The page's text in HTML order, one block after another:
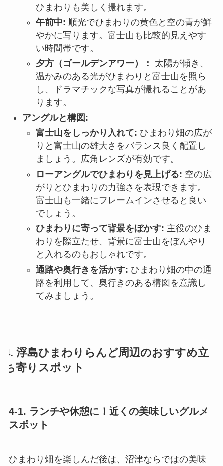
ひまわりも美しく撮れます。
午前中: 順光でひまわりの黄色と空の青が鮮
やかに写ります。富士山も比較的見えやす
い時間帯です。
夕方（ゴールデンアワー）：
太陽が傾き、
温かみのある光がひまわりと富士山を照ら
し、ドラマチックな写真が撮れることがあ
ります。
アングルと構図:
富士山をしっかり入れて: ひまわり畑の広が
りと富士山の雄大さをバランス良く配置し
ましょう。広角レンズが有効です。
ローアングルでひまわりを見上げる: 空の広
がりとひまわりの力強さを表現できます。
富士山も一緒にフレームインさせると良い
でしょう。
ひまわりに寄って背景をぼかす: 主役のひま
わりを際立たせ、背景に富士山をぼんやり
と入れるのもおしゃれです。
通路や奥行きを活かす: ひまわり畑の中の通
路を利用して、奥行きのある構図を意識し
てみましょう。
4. 浮島ひまわりらんど周辺のおすすめ立
ち寄りスポット
4-1. ランチや休憩に！近くの美味しいグルメ
スポット
ひまわり畑を楽しんだ後は、沼津ならではの美味